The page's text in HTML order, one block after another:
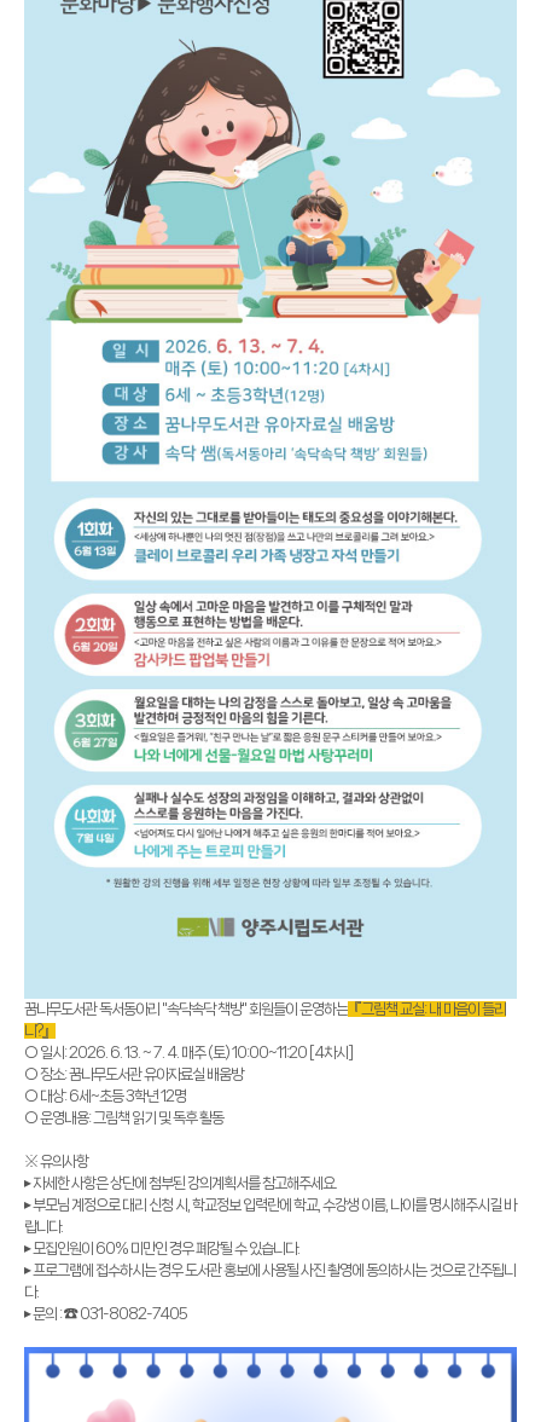
꿈나무도서관 독서동아리 "속닥속닥 책방" 회원들이 운영하는 『그림책 교실: 내 마음이 들리
니?』
○ 일시: 2026. 6. 13. ~ 7. 4. 매주 (토) 10:00~11:20 [4차시]
○ 장소: 꿈나무도서관 유아자료실 배움방
○ 대상: 6세~초등 3학년 12명
○ 운영내용: 그림책 읽기 및 독후 활동
※ 유의사항
▸ 자세한 사항은 상단에 첨부된 강의계획서를 참고해주세요.
▸ 부모님 계정으로 대리 신청 시, 학교정보 입력란에 학교, 수강생 이름, 나이를 명시해주시길 바
랍니다.
▸ 모집인원이 60% 미만인 경우 폐강될 수 있습니다.
▸ 프로그램에 접수하시는 경우 도서관 홍보에 사용될 사진 촬영에 동의하시는 것으로 간주됩니
다.
▸ 문의 : ☎ 031-8082-7405